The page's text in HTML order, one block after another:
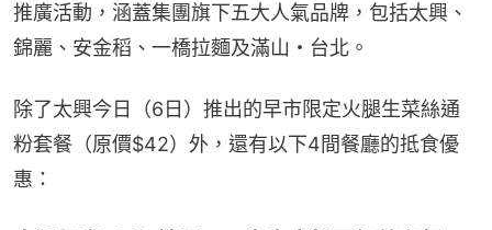
推廣活動，涵蓋集團旗下五大人氣品牌，包括太興、
錦麗、安金稻、一橋拉麵及滿山・台北。
除了太興今日（6日）推出的早市限定火腿生菜絲通
粉套餐（原價$42）外，還有以下4間餐廳的抵食優
惠：